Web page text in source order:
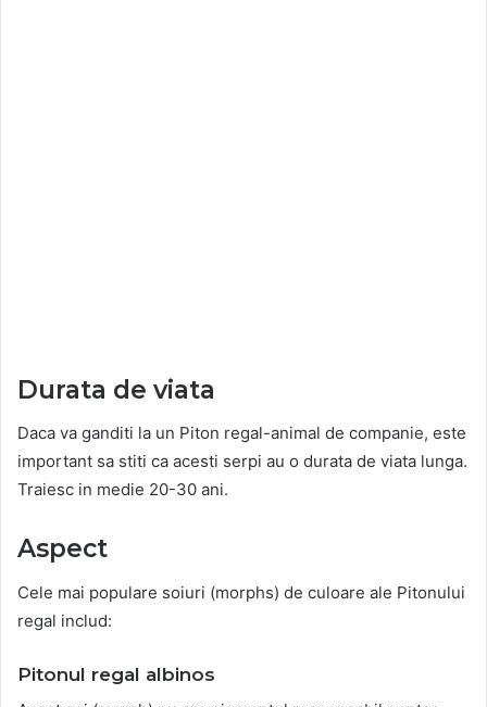
Durata de viata
Daca va ganditi la un Piton regal-animal de companie, este
important sa stiti ca acesti serpi au o durata de viata lunga.
Traiesc in medie 20-30 ani.
Aspect
Cele mai populare soiuri (morphs) de culoare ale Pitonului
regal includ:
Pitonul regal albinos